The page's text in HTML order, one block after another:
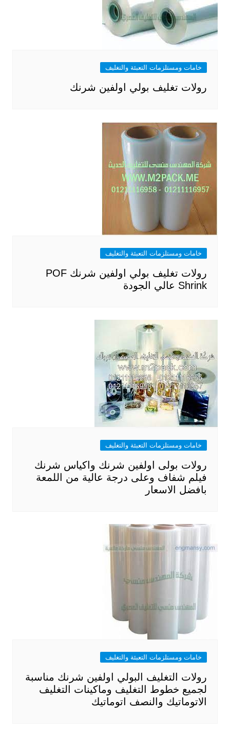
خامات ومستلزمات التعبئة والتغليف
رولات تغليف بولي اولفين شرنك
خامات ومستلزمات التعبئة والتغليف
رولات تغليف بولي اولفين شرنك POF
Shrink عالي الجودة
خامات ومستلزمات التعبئة والتغليف
رولات بولى اولفين شرنك واكياس شرنك
فيلم شفاف وعلى درجة عالية من اللمعة
بافضل الاسعار
خامات ومستلزمات التعبئة والتغليف
رولات التغليف البولي اولفين شرنك مناسبة
لجميع خطوط التغليف وماكينات التغليف
الاتوماتيك والنصف اتوماتيك